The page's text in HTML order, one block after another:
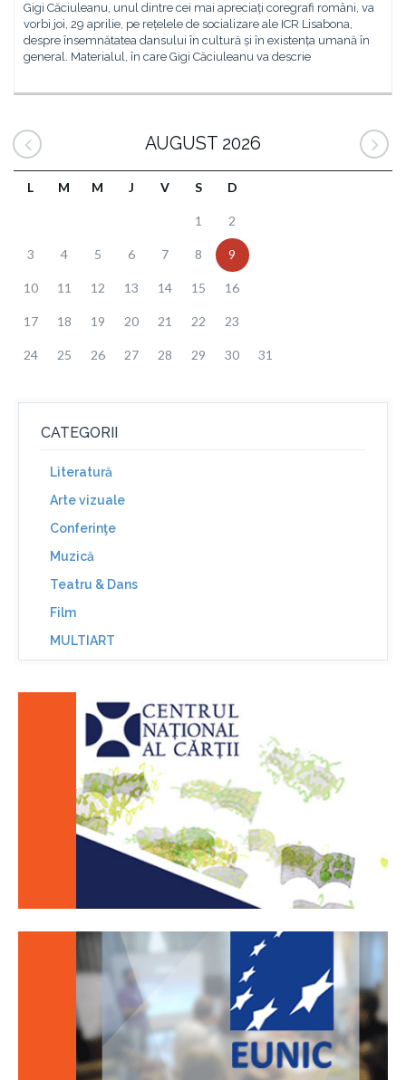
Gigi Căciuleanu, unul dintre cei mai apreciați coregrafi români, va
vorbi joi, 29 aprilie, pe rețelele de socializare ale ICR Lisabona,
despre însemnătatea dansului în cultură și în existența umană în
general. Materialul, în care Gigi Căciuleanu va descrie
AUGUST 2026
L M M J V S D
1 2
3 4 5 6 7 8 9
10 11 12 13 14 15 16
17 18 19 20 21 22 23
24 25 26 27 28 29 30 31
CATEGORII
Literatură
Arte vizuale
Conferinţe
Muzică
Teatru & Dans
Film
MULTIART